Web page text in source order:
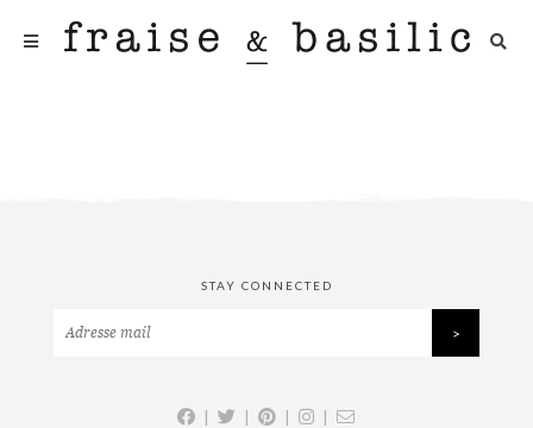
STAY CONNECTED
| | | |